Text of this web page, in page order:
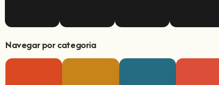
Navegar por categoria